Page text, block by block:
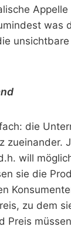
Appelle
was
die
zueinander.
will
sie die
zu dem
Preis